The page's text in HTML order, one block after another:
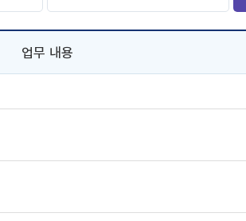
업무 내용